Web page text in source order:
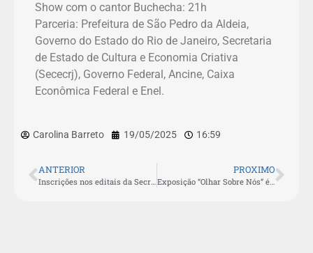
Show com o cantor Buchecha: 21h
Parceria: Prefeitura de São Pedro da Aldeia,
Governo do Estado do Rio de Janeiro, Secretaria
de Estado de Cultura e Economia Criativa
(Sececrj), Governo Federal, Ancine, Caixa
Econômica Federal e Enel.
Carolina Barreto 19/05/2025 16:59
ANTERIOR
Inscrições nos editais da Secretaria de Cultura aldeense terminam neste domingo (18)
PROXIMO
Exposição “Olhar Sobre Nós” é aberta ao público na Casa da Cultura Gabriel Joaquim dos Santos